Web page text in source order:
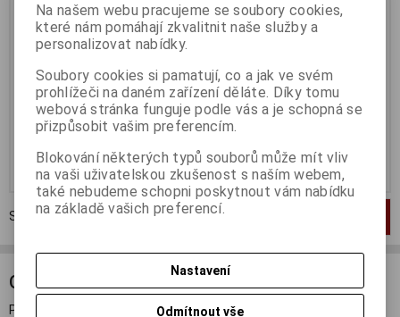
Lexar NQ100 480GB SSD 2.5"
SATA
Termín dodání (dny):3
941 Kč
Koupit
SATA
Termín dodání (dny):3
520 Kč
Koupit
Strana 1z1Celkem2záznamů
ODBĚR NOVINEK
Přihlašte se k odběru novinek a buďte informováni o novinkách,
Na našem webu pracujeme se soubory cookies,
které nám pomáhají zkvalitnit naše služby a
personalizovat nabídky.
Soubory cookies si pamatují, co a jak ve svém
prohlížeči na daném zařízení děláte. Díky tomu
webová stránka funguje podle vás a je schopná se
přizpůsobit vašim preferencím.
Blokování některých typů souborů může mít vliv
na vaši uživatelskou zkušenost s naším webem,
také nebudeme schopni poskytnout vám nabídku
na základě vašich preferencí.
Nastavení
Odmítnout vše